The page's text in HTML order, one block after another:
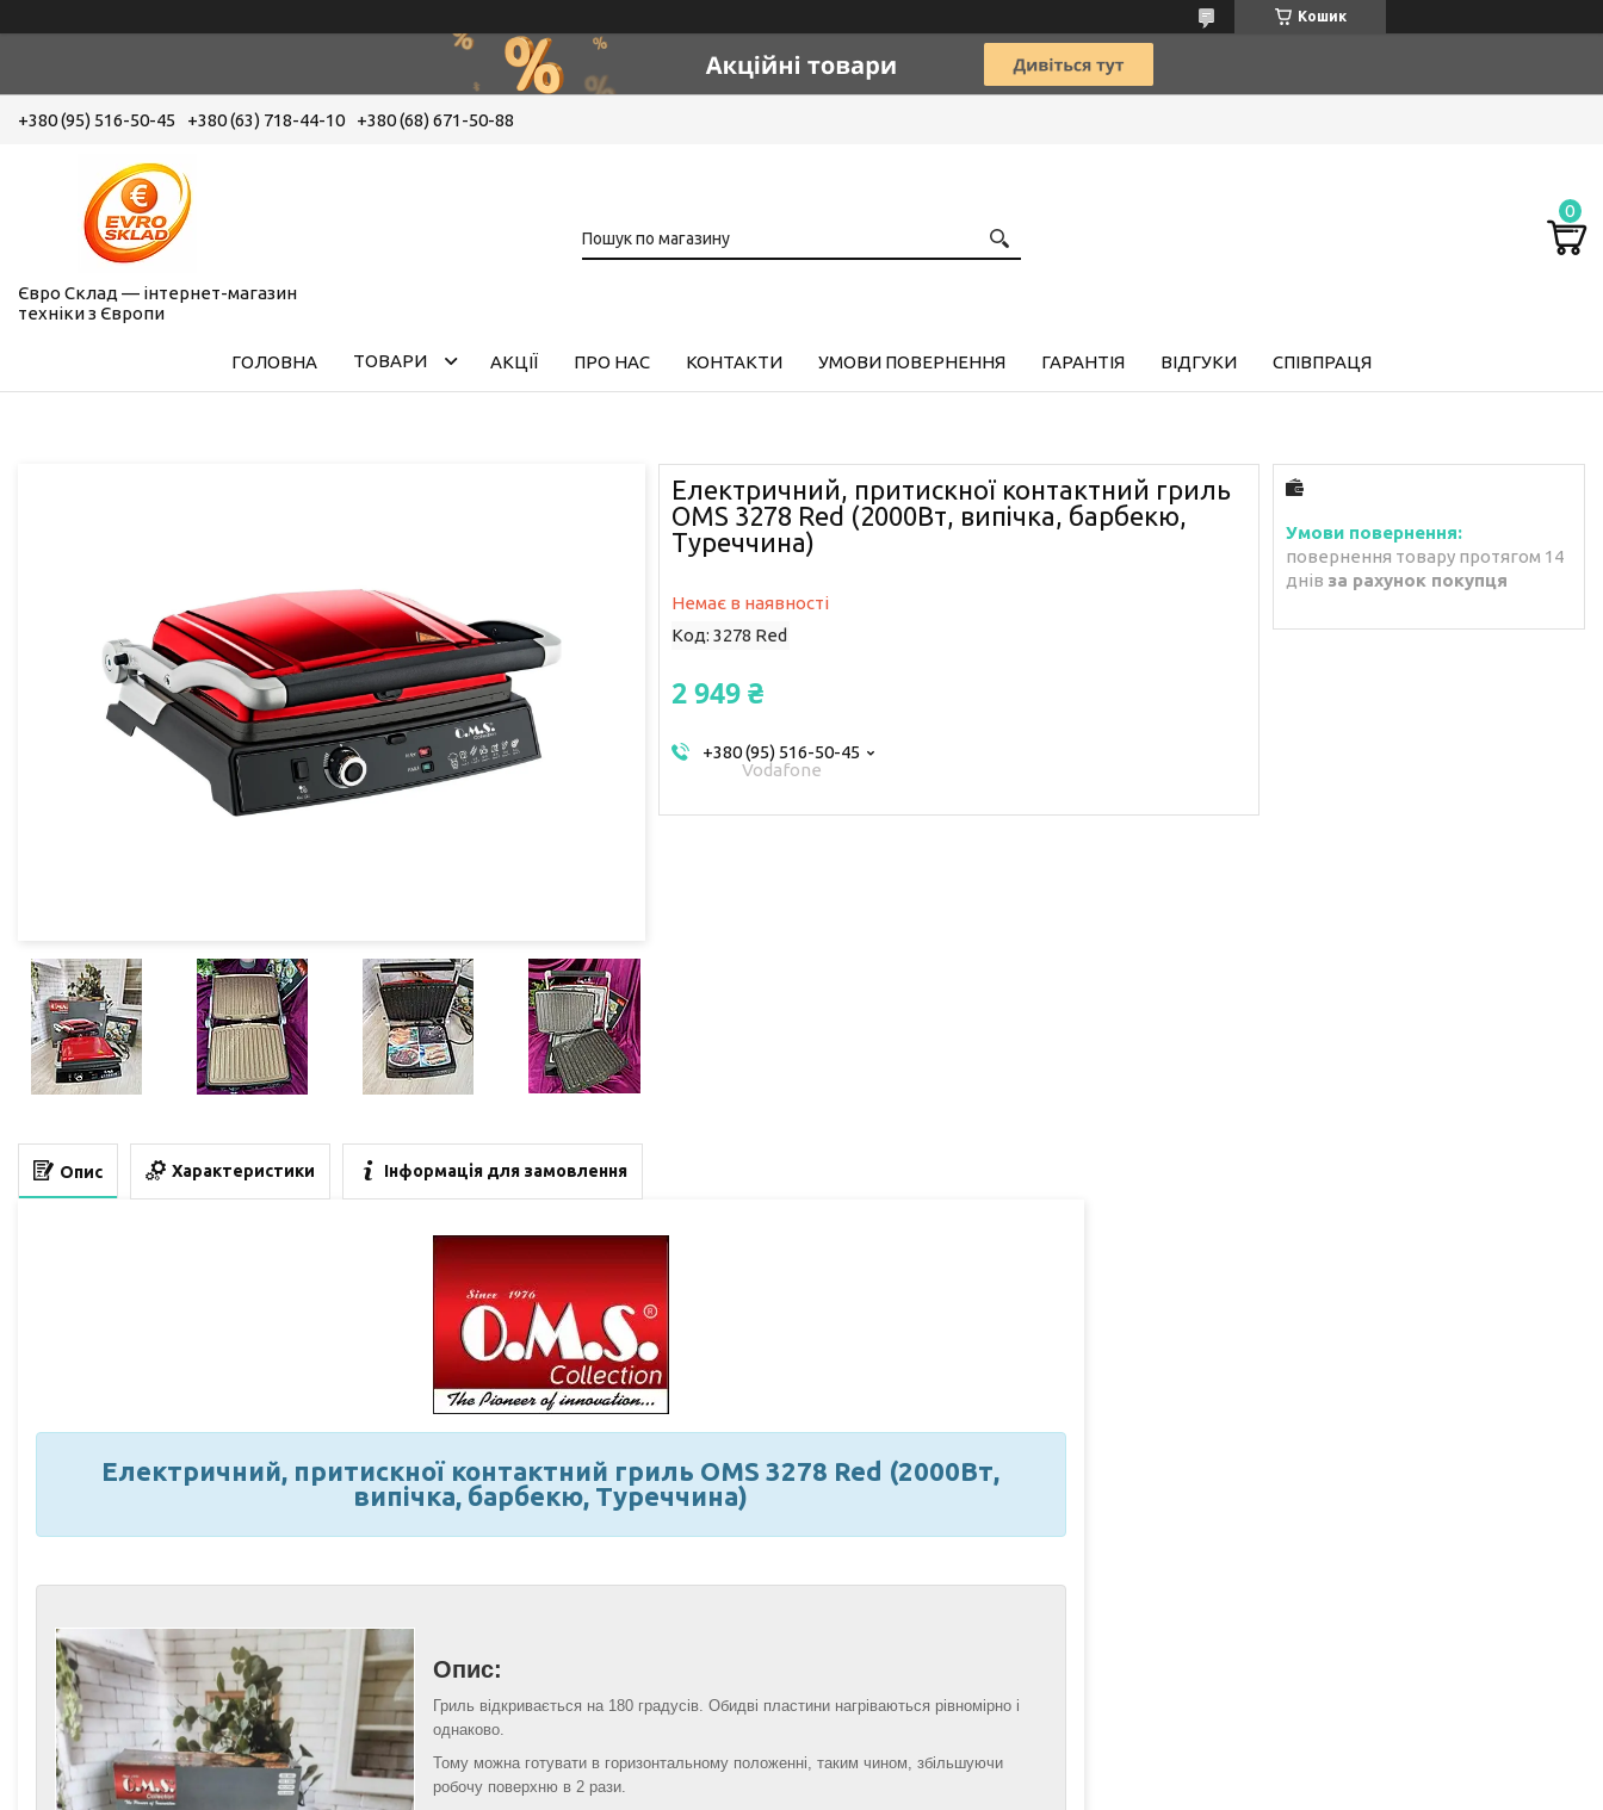
Кошик
+380 (95) 516-50-45 +380 (63) 718-44-10 +380 (68) 671-50-88
Євро Склад — інтернет-магазин
техніки з Європи
ГОЛОВНА ТОВАРИ АКЦІЇ ПРО НАС КОНТАКТИ УМОВИ ПОВЕРНЕННЯ ГАРАНТІЯ ВІДГУКИ СПІВПРАЦЯ
Електричний, притискної контактний гриль
OMS 3278 Red (2000Вт, випічка, барбекю,
Туреччина)
Немає в наявності
Код: 3278 Red
2 949 ₴
+380 (95) 516-50-45
Vodafone
повернення товару протягом 14
днів за рахунок покупця
Опис Характеристики Інформація для замовлення
Електричний, притискної контактний гриль OMS 3278 Red (2000Вт,
випічка, барбекю, Туреччина)
Опис:
Гриль відкривається на 180 градусів. Обидві пластини нагріваються рівномірно і
однаково.
Тому можна готувати в горизонтальному положенні, таким чином, збільшуючи
робочу поверхню в 2 рази.